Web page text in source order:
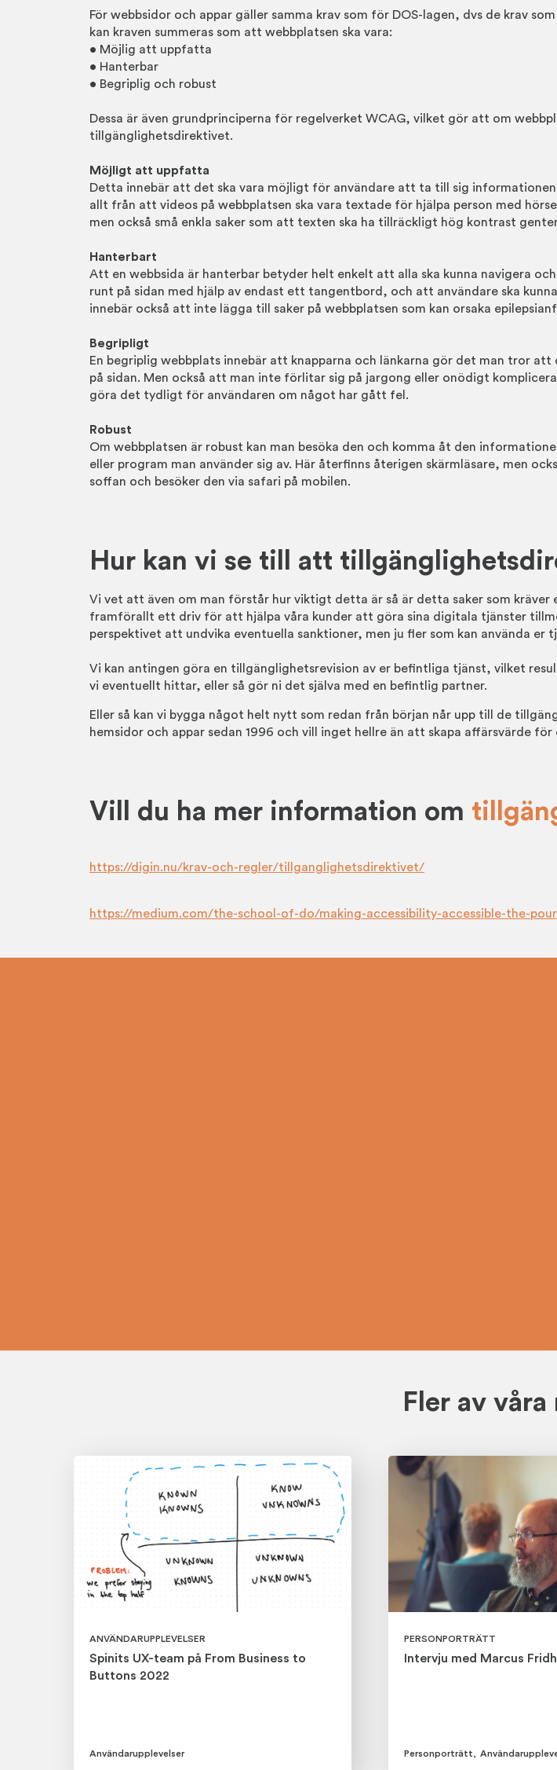
För webbsidor och appar gäller samma krav som för DOS-lagen, dvs de krav
kan kraven summeras som att webbplatsen ska vara:
• Möjlig att uppfatta
• Hanterbar
• Begriplig och robust
Dessa är även grundprinciperna för regelverket WCAG, vilket gör att om
tillgänglighetsdirektivet.
Möjligt att uppfatta
Detta innebär att det ska vara möjligt för användare att ta till sig
allt från att videos på webbplatsen ska vara textade för hjälpa person med
men också små enkla saker som att texten ska ha tillräckligt hög kontrast
Hanterbart
Att en webbsida är hanterbar betyder helt enkelt att alla ska kunna navigera
runt på sidan med hjälp av endast ett tangentbord, och att användare ska
innebär också att inte lägga till saker på webbplatsen som kan orsaka
Begripligt
En begriplig webbplats innebär att knapparna och länkarna gör det man tror
på sidan. Men också att man inte förlitar sig på jargong eller onödigt
göra det tydligt för användaren om något har gått fel.
Robust
Om webbplatsen är robust kan man besöka den och komma åt den
eller program man använder sig av. Här återfinns återigen skärmläsare, men
soffan och besöker den via safari på mobilen.
Hur kan vi se till att
Vi vet att även om man förstår hur viktigt detta är så är detta saker som kräver
framförallt ett driv för att hjälpa våra kunder att göra sina digitala tjänster
perspektivet att undvika eventuella sanktioner, men ju fler som kan använda
Vi kan antingen göra en tillgänglighetsrevision av er befintliga tjänst, vilket
vi eventuellt hittar, eller så gör ni det själva med en befintlig partner.
Eller så kan vi bygga något helt nytt som redan från början når upp till de
hemsidor och appar sedan 1996 och vill inget hellre än att skapa affärsvärde för
Vill du ha mer information om
https://digin.nu/krav-och-regler/tillganglighetsdirektivet/
https://medium.com/the-school-of-do/making-accessibility-accessible-the-
Fler av
ANVÄNDARUPPLEVELSER
Spinits UX-team på From Business to
Buttons 2022
Användarupplevelser
PERSONPORTRÄTT
Intervju med Marcus
Personporträtt,